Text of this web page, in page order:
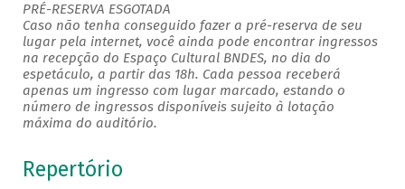
PRÉ-RESERVA ESGOTADA
Caso não tenha conseguido fazer a pré-reserva de seu
lugar pela internet, você ainda pode encontrar ingressos
na recepção do Espaço Cultural BNDES, no dia do
espetáculo, a partir das 18h. Cada pessoa receberá
apenas um ingresso com lugar marcado, estando o
número de ingressos disponíveis sujeito à lotação
máxima do auditório.
Repertório